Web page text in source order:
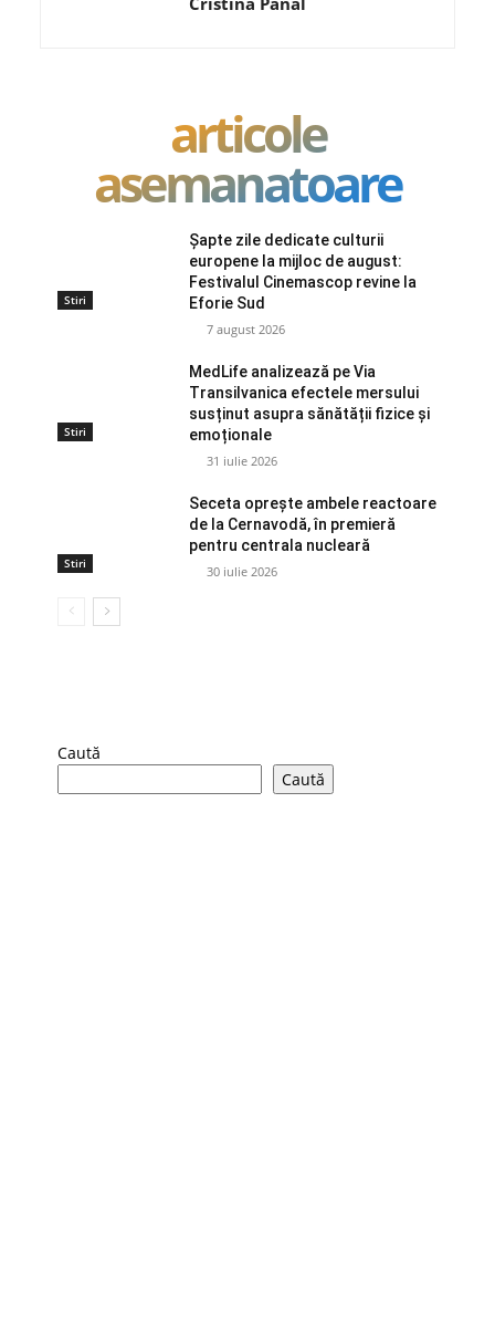
articole
asemanatoare
Stiri
Șapte zile dedicate culturii
europene la mijloc de august:
Festivalul Cinemascop revine la
Eforie Sud
7 august 2026
Stiri
MedLife analizează pe Via
Transilvanica efectele mersului
susținut asupra sănătății fizice și
emoționale
31 iulie 2026
Stiri
Seceta oprește ambele reactoare
de la Cernavodă, în premieră
pentru centrala nucleară
30 iulie 2026
Caută
Caută